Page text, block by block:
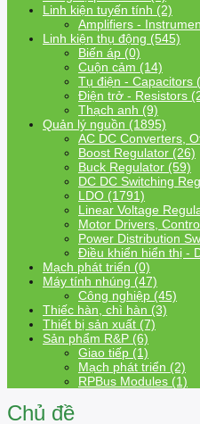
Linh kiện tuyến tính (2)
Amplifiers -
Linh kiện thụ động (545)
Biến áp (0)
Cuộn cảm (14)
Tụ điện - Capacitors
Điện trở - Resistors
Thạch anh (9)
Quản lý nguồn (1895)
AC DC Converters,
Boost Regulator (26)
Buck Regulator (59)
DC DC Switching
LDO (1791)
Linear Voltage
Motor Drivers,
Power Distribution
Điều khiển hiển thị -
Mạch phát triển (0)
Máy tính nhúng (47)
Công nghiệp (45)
Thiếc hàn, chì hàn (3)
Thiết bị sản xuất (7)
Sản phẩm R&P (6)
Giao tiếp (1)
Mạch phát triển (2)
RPBus Modules (1)
Chủ đề